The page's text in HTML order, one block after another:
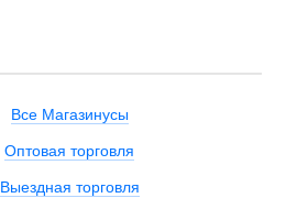
Все Магазинусы
Оптовая торговля
Выездная торговля